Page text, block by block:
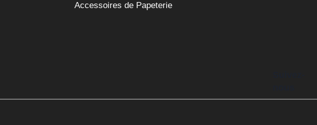
Accessoires de Papeterie